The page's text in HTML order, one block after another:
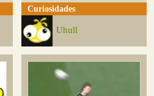
Curiosidades
Uhull